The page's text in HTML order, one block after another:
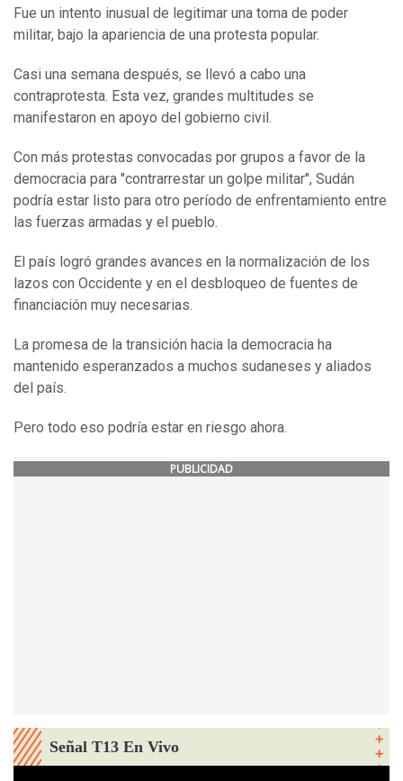
Fue un intento inusual de legitimar una toma de poder
militar, bajo la apariencia de una protesta popular.
Casi una semana después, se llevó a cabo una
contraprotesta. Esta vez, grandes multitudes se
manifestaron en apoyo del gobierno civil.
Con más protestas convocadas por grupos a favor de la
democracia para "contrarrestar un golpe militar", Sudán
podría estar listo para otro período de enfrentamiento entre
las fuerzas armadas y el pueblo.
El país logró grandes avances en la normalización de los
lazos con Occidente y en el desbloqueo de fuentes de
financiación muy necesarias.
La promesa de la transición hacia la democracia ha
mantenido esperanzados a muchos sudaneses y aliados
del país.
Pero todo eso podría estar en riesgo ahora.
PUBLICIDAD
Señal T13 En Vivo